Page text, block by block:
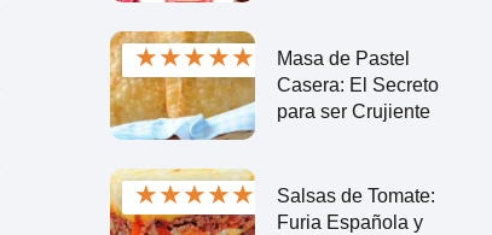
★★★★★
Masa de Pastel
Casera: El Secreto
para ser Crujiente
★★★★★
Salsas de Tomate:
Furia Española y